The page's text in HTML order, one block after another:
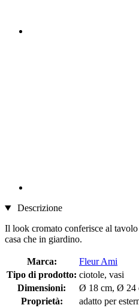
Descrizione
Il look cromato conferisce al
casa che in giardino.
Marca:
Fleur Ami
Tipo di prodotto: ciotole, vasi
Dimensioni:
Ø 18 cm, Ø 24
Proprietà:
adatto per